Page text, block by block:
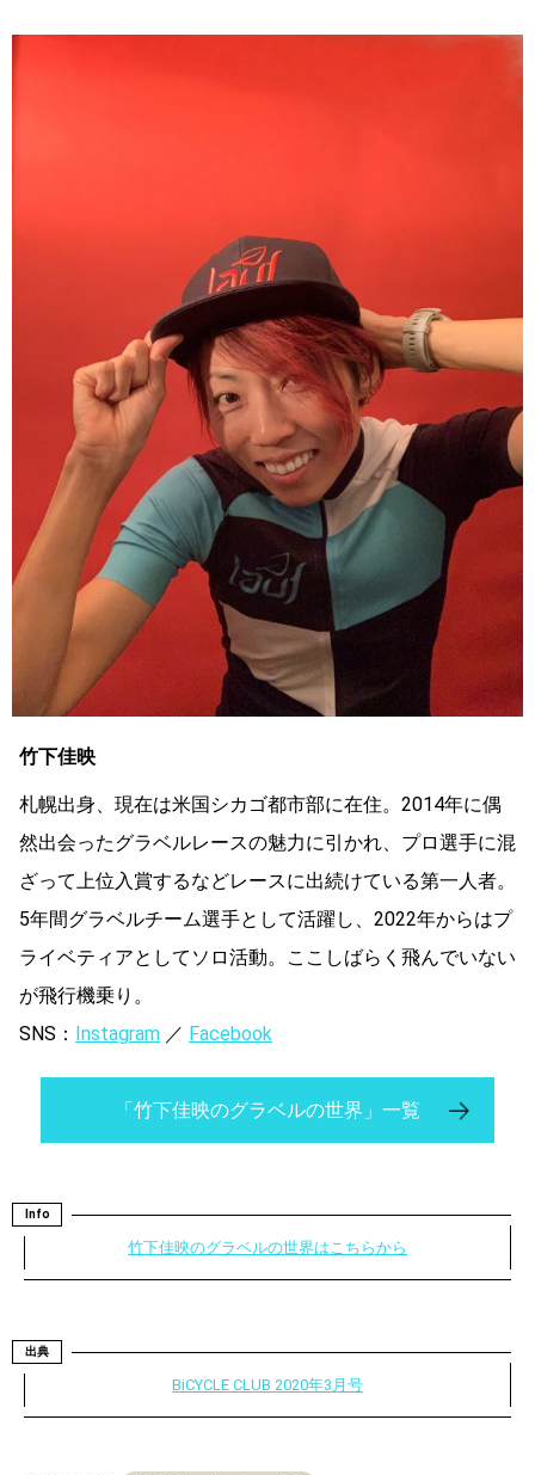
竹下佳映
札幌出身、現在は米国シカゴ都市部に在住。2014年に偶
然出会ったグラベルレースの魅力に引かれ、プロ選手に混
ざって上位入賞するなどレースに出続けている第一人者。
5年間グラベルチーム選手として活躍し、2022年からはプ
ライベティアとしてソロ活動。ここしばらく飛んでいない
が飛行機乗り。
SNS： Instagram ／ Facebook
「竹下佳映のグラベルの世界」一覧
Info
竹下佳映のグラベルの世界はこちらから
出典
BiCYCLE CLUB 2020年3月号